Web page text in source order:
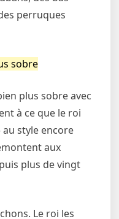
perruques
sobre
plus sobre avec
à ce que le roi
style encore
aux
plus de vingt
Le roi les